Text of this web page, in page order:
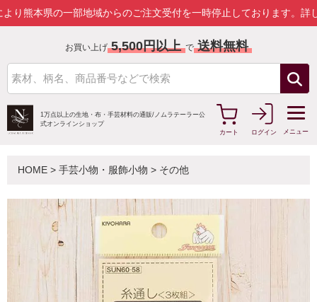
の一部地域からのご注文受付を一時停止しております。 詳しくはこ
お買い上げ 5,500円以上 で 送料無料
1万点以上の生地・布・手芸材料の通販/ ノムラテーラー公
式オンラインショップ
カート
ログイン メニュー
HOME > 手芸小物・服飾小物 > その他